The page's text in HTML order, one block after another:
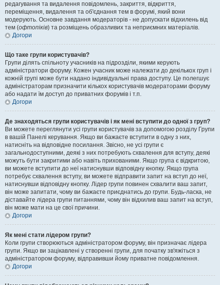
редагування та видалення повідомлень, закриття, відкриття,
переміщення, видалення та об'єднання тем в форумі, який вони
модерують. Основне завдання модераторів - не допускати відхилень від
тем (офтопіків) та розміщень образливих та неприємних матеріалів.
Догори
Що таке групи користувачів?
Групи ділять спільноту учасників на підрозділи, якими керують
адміністратори форуму. Кожен учасник може належати до декількох груп і
кожній групі може бути надано індивідуальні права доступу. Це полегшує
адміністраторам призначити кількох користувачів модераторами форуму
або надати їм доступ до приватних форумів і т.п.
Догори
Де знаходяться групи користувачів і як мені вступити до одної з груп?
Ви можете переглянути усі групи користувачів за допомогою розділу Групи
в вашій Панелі керування. Якщо ви бажаєте вступити в одну з них,
натисніть на відповідне посилання. Звісно, не усі групи є
загальнодоступними, деякі з них потребують схвалення для вступу, деякі
можуть бути закритими або навіть прихованими. Якщо група є відкритою,
ви можете вступити до неї натиснувши відповідну кнопку. Якщо група
потребує схвалення вступу, ви можете відправити запит на вступ до неї,
натиснувши відповідну кнопку. Лідер групи повинен схвалити ваш запит,
він може запитати, чому ви бажаєте приєднатись до групи. Будь-ласка, не
діставайте лідера групи питаннями, чому він відхилив ваш запит на вступ,
він може мати на це свої причини.
Догори
Як мені стати лідером групи?
Коли групи створюються адміністратором форуму, він призначає лідера
групи. Якщо ви зацікавлені у створенні групи, для початку зв'яжіться з
адміністратором форуму, відправивши йому приватне повідомлення.
Догори